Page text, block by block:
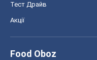
Тест Драйв
Акції
Food Oboz